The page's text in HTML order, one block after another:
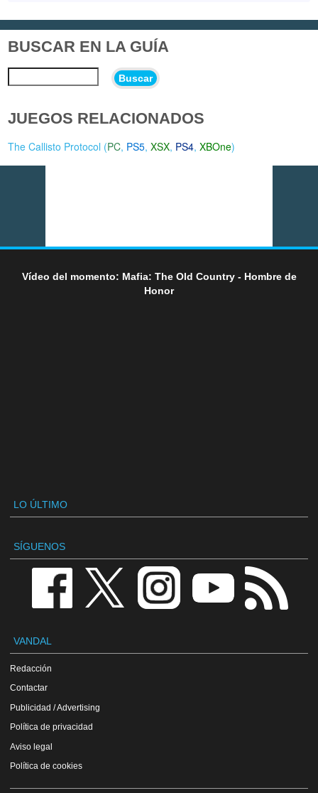
BUSCAR EN LA GUÍA
Buscar
JUEGOS RELACIONADOS
The Callisto Protocol (PC, PS5,XSX, PS4,XBOne)
Vídeo del momento: Mafia: The Old Country - Hombre de
Honor
LO ÚLTIMO
SÍGUENOS
VANDAL
Redacción
Contactar
Publicidad / Advertising
Política de privacidad
Aviso legal
Política de cookies